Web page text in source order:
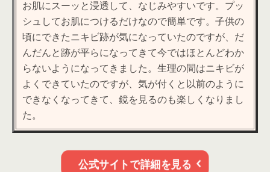
お肌にスーッと浸透して、なじみやすいです。プッ
シュしてお肌につけるだけなので簡単です。子供の
頃にできたニキビ跡が気になっていたのですが、だ
んだんと跡が平らになってきて今ではほとんどわか
らないようになってきました。生理の間はニキビが
よくできていたのですが、気が付くと以前のように
できなくなってきて、鏡を見るのも楽しくなりまし
た。
公式サイトで詳細を見る